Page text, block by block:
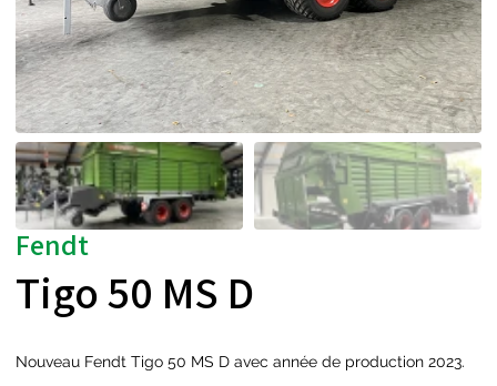
Fendt
Tigo 50 MS D
Nouveau Fendt Tigo 50 MS D avec année de production 2023.